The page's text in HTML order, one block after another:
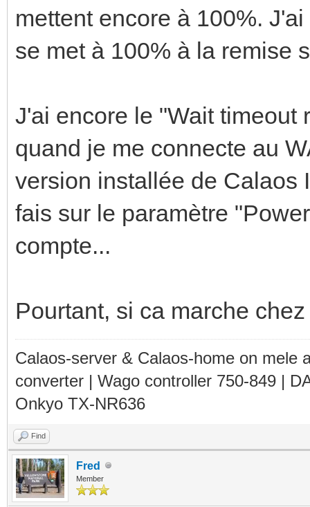
mettent encore à 100%.
se met à 100% à la remise
J'ai encore le "Wait timeout
quand je me connecte au
version installée de Calaos
fais sur le paramètre
compte...
Pourtant, si ca marche
Calaos-server & Calaos-home on mele
converter | Wago controller 750-849 |
Onkyo TX-NR636
Find
Fred
Member